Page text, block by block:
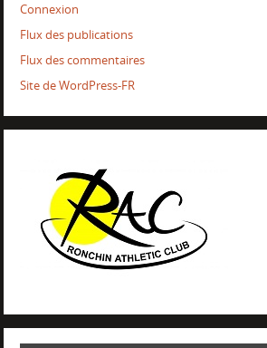
Connexion
Flux des publications
Flux des commentaires
Site de WordPress-FR